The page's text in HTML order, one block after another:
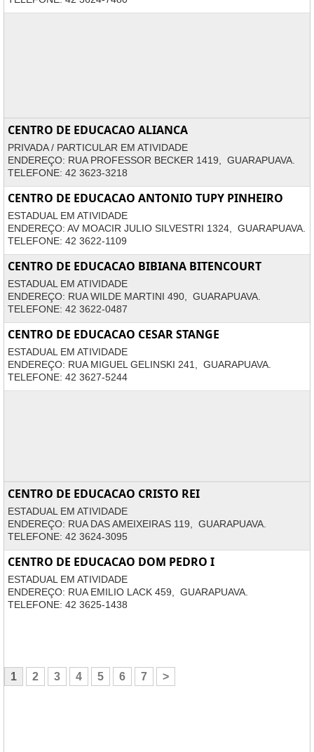
CENTRO DE EDUCACAO ALIANCA
PRIVADA / PARTICULAR EM ATIVIDADE
ENDEREÇO: RUA PROFESSOR BECKER 1419, GUARAPUAVA.
TELEFONE: 42 3623-3218
CENTRO DE EDUCACAO ANTONIO TUPY PINHEIRO
ESTADUAL EM ATIVIDADE
ENDEREÇO: AV MOACIR JULIO SILVESTRI 1324, GUARAPUAVA.
TELEFONE: 42 3622-1109
CENTRO DE EDUCACAO BIBIANA BITENCOURT
ESTADUAL EM ATIVIDADE
ENDEREÇO: RUA WILDE MARTINI 490, GUARAPUAVA.
TELEFONE: 42 3622-0487
CENTRO DE EDUCACAO CESAR STANGE
ESTADUAL EM ATIVIDADE
ENDEREÇO: RUA MIGUEL GELINSKI 241, GUARAPUAVA.
TELEFONE: 42 3627-5244
CENTRO DE EDUCACAO CRISTO REI
ESTADUAL EM ATIVIDADE
ENDEREÇO: RUA DAS AMEIXEIRAS 119, GUARAPUAVA.
TELEFONE: 42 3624-3095
CENTRO DE EDUCACAO DOM PEDRO I
ESTADUAL EM ATIVIDADE
ENDEREÇO: RUA EMILIO LACK 459, GUARAPUAVA.
TELEFONE: 42 3625-1438
1 2 3 4 5 6 7 >